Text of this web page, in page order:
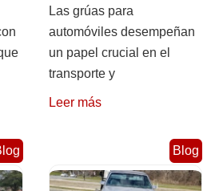
Las grúas para
automóviles desempeñan
un papel crucial en el
transporte y
Leer más
Blog